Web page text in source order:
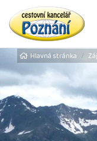
Hlavná stránka